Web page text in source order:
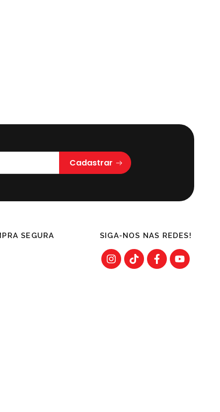
Cadastrar
SEGURA SIGA-NOS NAS REDES!